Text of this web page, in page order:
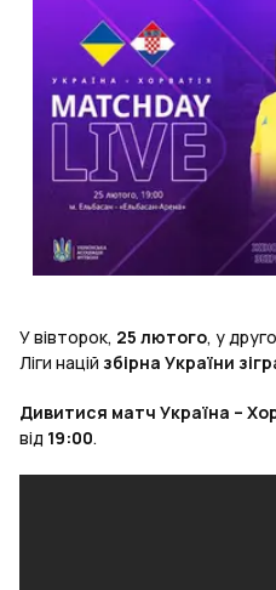
У вівторок, 25 лютого, у
Ліги націй збірна України
Дивитися матч Україна –
від 19:00.